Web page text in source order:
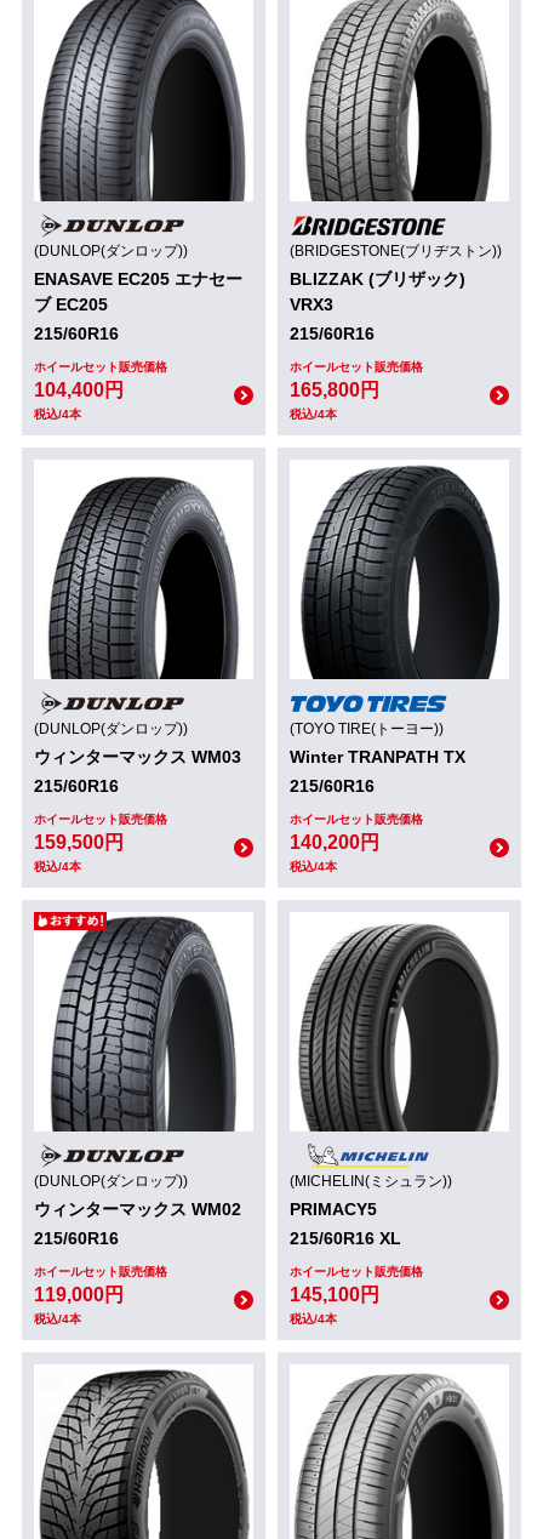
(DUNLOP(ダンロップ))
ENASAVE EC205 エナセー
ブ EC205
215/60R16
ホイールセット販売価格
104,400円
税込/4本
(BRIDGESTONE(ブリヂストン))
BLIZZAK (ブリザック)
VRX3
215/60R16
ホイールセット販売価格
165,800円
税込/4本
(DUNLOP(ダンロップ))
ウィンターマックス WM03
215/60R16
ホイールセット販売価格
159,500円
税込/4本
(TOYO TIRE(トーヨー))
Winter TRANPATH TX
215/60R16
ホイールセット販売価格
140,200円
税込/4本
(DUNLOP(ダンロップ))
ウィンターマックス WM02
215/60R16
ホイールセット販売価格
119,000円
税込/4本
(MICHELIN(ミシュラン))
PRIMACY5
215/60R16 XL
ホイールセット販売価格
145,100円
税込/4本